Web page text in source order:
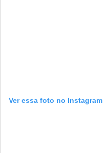
Ver essa foto no Instagram